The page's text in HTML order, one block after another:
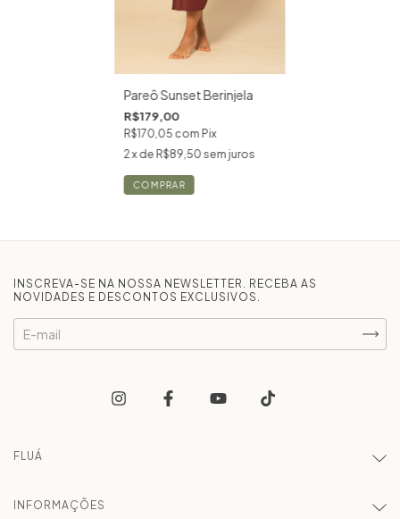
Pareô Sunset Berinjela
R$179,00
R$170,05 com Pix
2x de R$89,50 sem juros
COMPRAR
INSCREVA-SE NA NOSSA NEWSLETTER. RECEBA AS
NOVIDADES E DESCONTOS EXCLUSIVOS.
FLUÁ
INFORMAÇÕES